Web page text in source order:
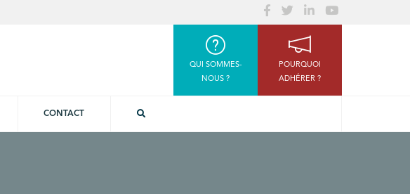
QUI SOMMES-
NOUS ?
POURQUOI
ADHÉRER ?
CONTACT